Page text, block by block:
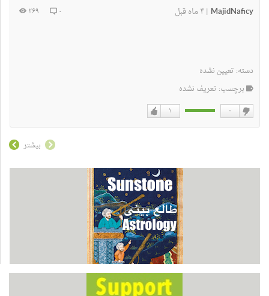
MajidNaficy
|۴ ماه قبل ۰ ۲۶۹
دسته: تعیین نشده
برچسب: تعریف نشده
۱ ۰
بیشتر